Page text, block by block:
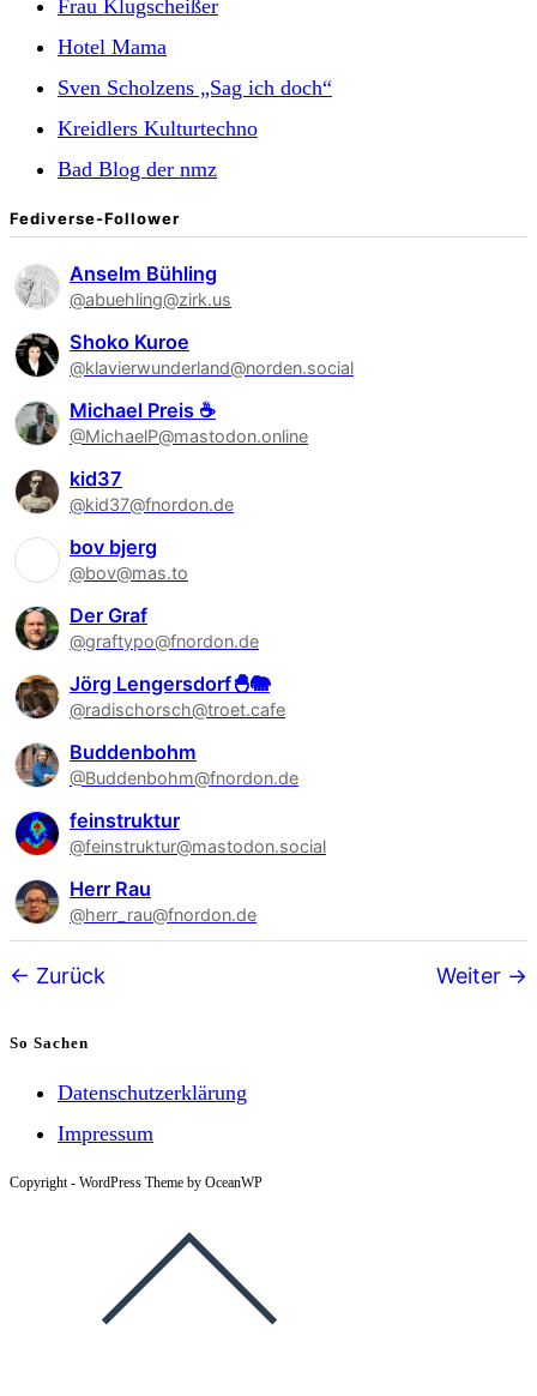
Frau Klugscheißer
Hotel Mama
Sven Scholzens „Sag ich doch“
Kreidlers Kulturtechno
Bad Blog der nmz
Fediverse-Follower
Anselm Bühling
@abuehling@zirk.us
Shoko Kuroe
@klavierwunderland@norden.social
Michael Preis ☕
@MichaelP@mastodon.online
kid37
@kid37@fnordon.de
bov bjerg
@bov@mas.to
Der Graf
@graftypo@fnordon.de
Jörg Lengersdorf🐣🐘
@radischorsch@troet.cafe
Buddenbohm
@Buddenbohm@fnordon.de
feinstruktur
@feinstruktur@mastodon.social
Herr Rau
@herr_rau@fnordon.de
Follower-
Zurück Weiter
So Sachen
Datenschutzerklärung
Impressum
Copyright - WordPress Theme by OceanWP